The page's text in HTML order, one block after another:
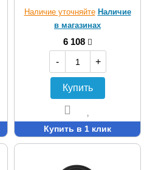
Наличие уточняйте Наличие
в магазинах
6 108
-
+
Купить
Купить в 1 клик